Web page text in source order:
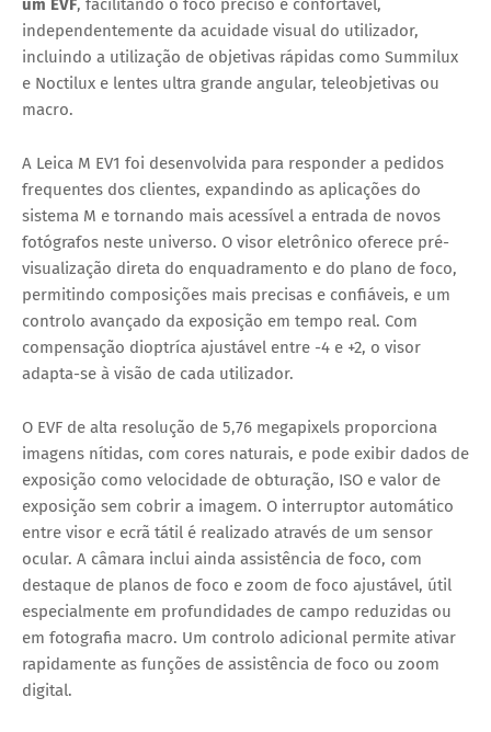
um EVF, facilitando o foco preciso e confortável,
independentemente da acuidade visual do utilizador,
incluindo a utilização de objetivas rápidas como Summilux
e Noctilux e lentes ultra grande angular, teleobjetivas ou
macro.
A Leica M EV1 foi desenvolvida para responder a pedidos
frequentes dos clientes, expandindo as aplicações do
sistema M e tornando mais acessível a entrada de novos
fotógrafos neste universo. O visor eletrônico oferece pré-
visualização direta do enquadramento e do plano de foco,
permitindo composições mais precisas e confiáveis, e um
controlo avançado da exposição em tempo real. Com
compensação dioptríca ajustável entre -4 e +2, o visor
adapta-se à visão de cada utilizador.
O EVF de alta resolução de 5,76 megapixels proporciona
imagens nítidas, com cores naturais, e pode exibir dados de
exposição como velocidade de obturação, ISO e valor de
exposição sem cobrir a imagem. O interruptor automático
entre visor e ecrã tátil é realizado através de um sensor
ocular. A câmara inclui ainda assistência de foco, com
destaque de planos de foco e zoom de foco ajustável, útil
especialmente em profundidades de campo reduzidas ou
em fotografia macro. Um controlo adicional permite ativar
rapidamente as funções de assistência de foco ou zoom
digital.